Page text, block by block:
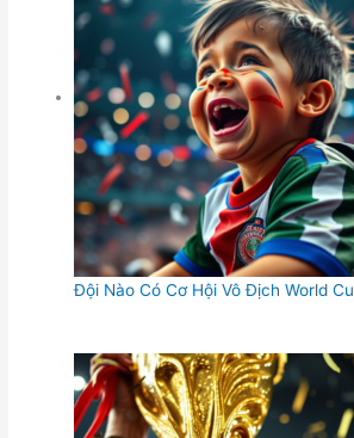
Đội Nào Có Cơ Hội Vô Địch World